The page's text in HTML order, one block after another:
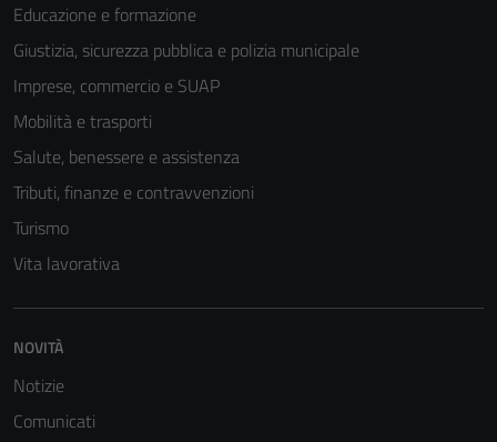
Educazione e formazione
Giustizia, sicurezza pubblica e polizia municipale
Imprese, commercio e SUAP
Mobilità e trasporti
Salute, benessere e assistenza
Tributi, finanze e contravvenzioni
Turismo
Vita lavorativa
NOVITÀ
Notizie
Comunicati